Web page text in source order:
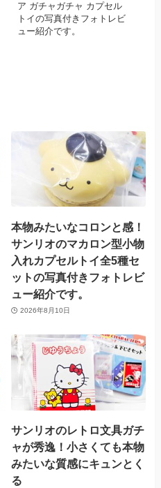
ア ガチャガチャ カプセル
トイの写真付きフォトレビ
ュー紹介です。
本物みたいなコロンと感！
サンリオのマカロン型小物
入れカプセルトイ全5種セ
ットの写真付きフォトレビ
ュー紹介です。
2026年8月10日
サンリオのレトロ文具ガチ
ャが秀逸！小さくても本物
みたいな質感にキュンとく
る